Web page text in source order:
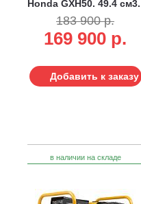
Honda GXH50, 49.4 см3,
183 900 р.
169 900 р.
Добавить к заказу
в наличии на складе